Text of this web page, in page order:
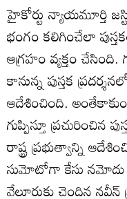
హైకోర్టు న్యాయమూర్తి
భంగం కలిగించేలా
ఆగ్రహం వ్యక్తం
కానున్న పుస్తక
ఆదేశించింది.
గుప్పిస్తూ ప్రచురించిన
రాష్ట్ర ప్రభుత్వాన్ని
సుమోటోగా కేసు నమోదు
వేలూరుకు చెందిన